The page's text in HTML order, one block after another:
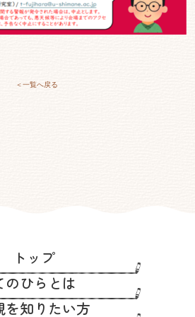
＜一覧へ戻る
トップ
のひらとは
を知りたい方